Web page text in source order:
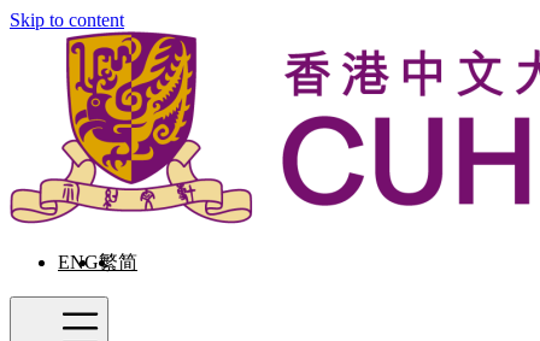
Skip to content
ENG繁简